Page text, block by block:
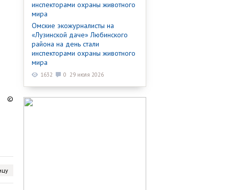
©
Омские экожурналисты на
«Лузинской даче» Любинского
района на день стали
инспекторами охраны животного
мира
1632 0 29 июля 2026